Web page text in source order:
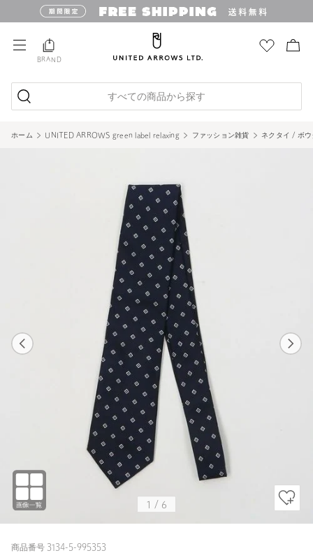
BRAND
すべての商品から探す
ホーム UNITED ARROWS green label relaxing ファッション雑貨 ネクタイ / ボウ
1 / 6
商品番号 3134-5-995353
NAVY
1